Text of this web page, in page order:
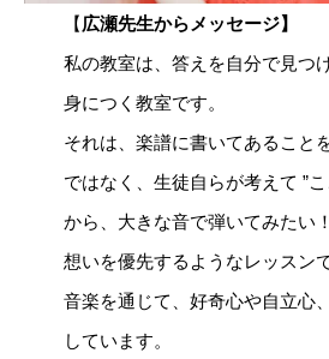
【広瀬先生からメッセージ】
私の教室は、答えを自分で見つ
身につく教室です。
それは、楽譜に書いてあること
ではなく、生徒自らが考えて ”
から、大きな音で弾いてみたい
想いを優先するようなレッスンで
音楽を通じて、好奇心や自立心
しています。